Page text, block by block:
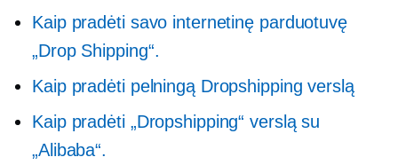
Kaip pradėti savo internetinę parduotuvę
„Drop Shipping“.
Kaip pradėti pelningą Dropshipping verslą
Kaip pradėti „Dropshipping“ verslą su
„Alibaba“.